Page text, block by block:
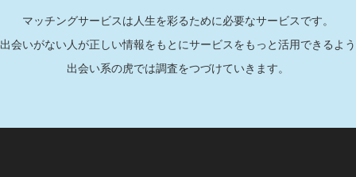
マッチングサービスは人生を彩るために必要なサービスです。
出会いがない人が正しい情報をもとにサービスをもっと活用できるよう
出会い系の虎では調査をつづけていきます。